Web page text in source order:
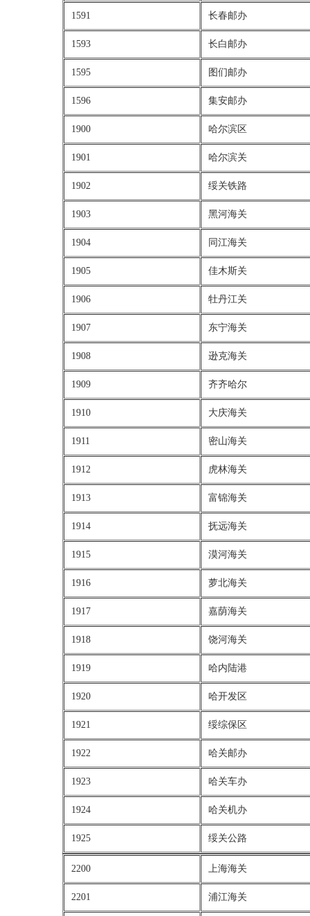
1591 长春邮办
1593 长白邮办
1595 图们邮办
1596 集安邮办
1900 哈尔滨区
1901 哈尔滨关
1902 绥关铁路
1903 黑河海关
1904 同江海关
1905 佳木斯关
1906 牡丹江关
1907 东宁海关
1908 逊克海关
1909 齐齐哈尔
1910 大庆海关
1911 密山海关
1912 虎林海关
1913 富锦海关
1914 抚远海关
1915 漠河海关
1916 萝北海关
1917 嘉荫海关
1918 饶河海关
1919 哈内陆港
1920 哈开发区
1921 绥综保区
1922 哈关邮办
1923 哈关车办
1924 哈关机办
1925 绥关公路
2200 上海海关
2201 浦江海关